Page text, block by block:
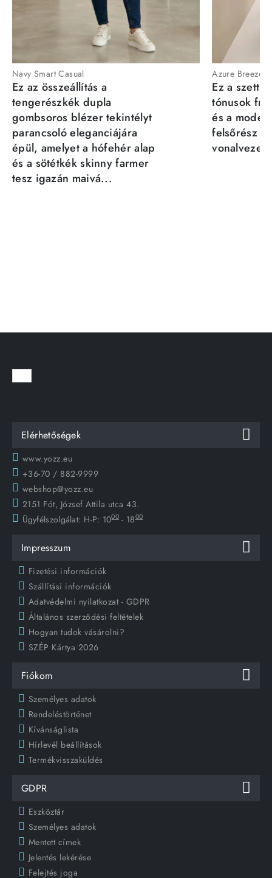
Navy Smart Casual
Ez az összeállítás a
tengerészkék dupla
gombsoros blézer tekintélyt
parancsoló eleganciájára
épül, amelyet a hófehér alap
és a sötétkék skinny farmer
tesz igazán maivá...
Azure Breeze
Ez a szett
tónusok
és a
felsőrész
Elérhetőségek
www.yozz.eu
+36-70 / 882-9999
webshop@yozz.eu
2151 Fót, József Attila utca 43.
Ügyfélszolgálat: H-P: 1000 - 1800
Impresszum
Fizetési információk
Szállítási információk
Adatvédelmi nyilatkozat - GDPR
Általános szerződési feltételek
Hogyan tudok vásárolni?
SZÉP Kártya 2026
Fiókom
Személyes adatok
Rendeléstörténet
Kívánságlista
Hírlevél beállítások
Termékvisszaküldés
GDPR
Eszköztár
Személyes adatok
Mentett címek
Jelentés lekérése
Felejtés joga